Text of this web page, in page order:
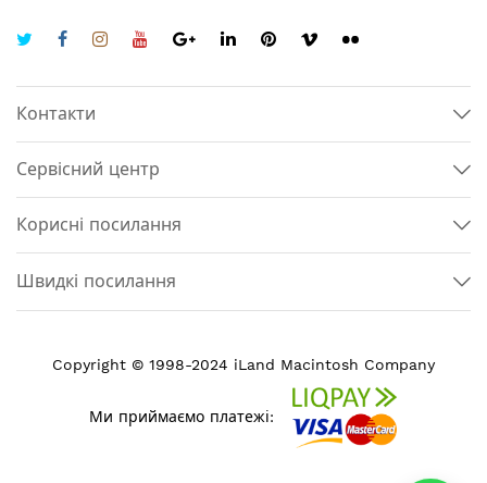
Контакти
Сервісний центр
Корисні посилання
Швидкі посилання
Copyright © 1998-2024 iLand Macintosh Company
Ми приймаємо платежі: